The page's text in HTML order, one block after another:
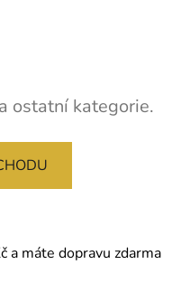
ostatní kategorie.
a máte dopravu zdarma